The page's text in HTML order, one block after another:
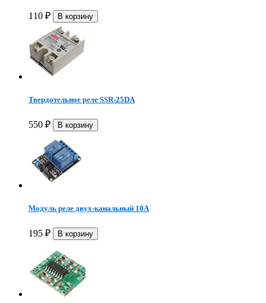
110 ₽
Твердотельное реле SSR-25DA
550 ₽
Модуль реле двух-канальный 10А
195 ₽